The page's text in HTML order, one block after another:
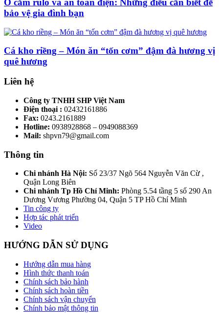
Ổ cắm rulo và an toàn điện: Những điều cần biết để
bảo vệ gia đình bạn
Cá kho riềng – Món ăn “tốn cơm” đậm đà hương vị
quê hương
Liên hệ
Công ty TNHH SHP Việt Nam
Điện thoại : 02432161886
Fax: 0243.2161889
Hotline: 0938928868 – 0949088369
Mail: shpvn79@gmail.com
Thông tin
Chi nhánh Hà Nội: Số 23/37 Ngõ 564 Nguyễn Văn Cừ ,
Quận Long Biên
Chi nhánh Tp Hồ Chí Minh: Phòng 5.54 tầng 5 số 290 An
Dương Vương Phường 04, Quận 5 TP Hồ Chí Minh
Tin công ty
Hợp tác phát triển
Video
HƯỚNG DẪN SỬ DỤNG
Hướng dẫn mua hàng
Hình thức thanh toán
Chính sách bảo hành
Chính sách hoàn tiền
Chính sách vận chuyển
Chính bảo mật thông tin